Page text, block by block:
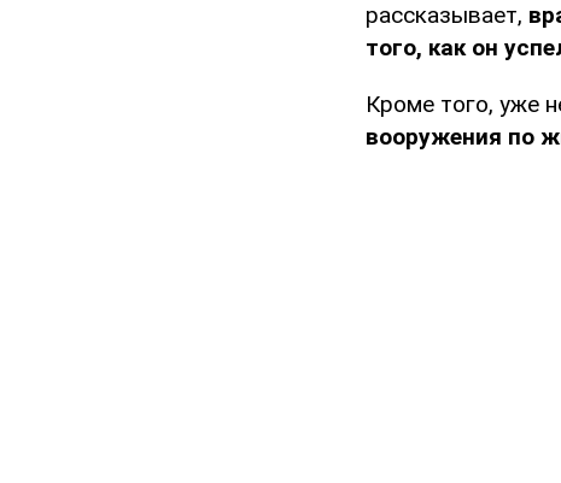
рассказывает,
того, как он
Кроме того, уже
вооружения по